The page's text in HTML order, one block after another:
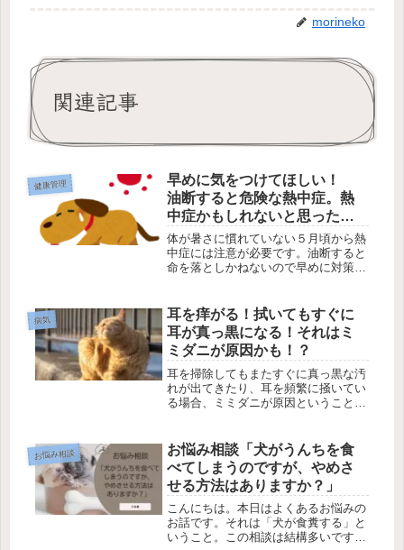
morineko
関連記事
健康管理
早めに気をつけてほしい！
油断すると危険な熱中症。熱
中症かもしれないと思ったら
やってほしいこと
体が暑さに慣れていない５月頃から熱
中症には注意が必要です。油断すると
命を落としかねないので早めに対策す
動物病院に連れて行くまでにできるこ
とは？ 獣医師が解説します。
病気
耳を痒がる！拭いてもすぐに
耳が真っ黒になる！それはミ
ミダニが原因かも！？
耳を掃除してもまたすぐに真っ黒な汚
れが出てきたり、耳を頻繁に掻いてい
る場合、ミミダニが原因ということが
く見られるので要注意です。ミミダニ
感染について解説。
お悩み相談
お悩み相談「犬がうんちを食
べてしまうのですが、やめさ
せる方法はありますか？」
こんにちは。本日はよくあるお悩みの
お話です。それは「犬が食糞する」と
いうこと。この相談は結構多いです。